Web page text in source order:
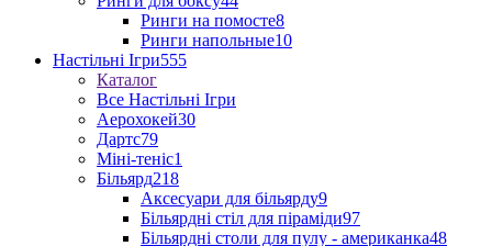
Ринги на помосте8
Ринги напольные10
Настільні Ігри555
Каталог
Все Настільні Ігри
Аерохокей30
Дартс79
Міні-теніс1
Більярд218
Аксесуари для більярду9
Більярдні стіл для піраміди97
Більярдні столи для пулу - американка48